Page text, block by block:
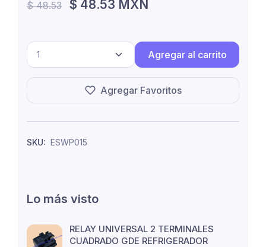
$ 48.53 $ 48.53 MXN
Agregar al carrito
Agregar Favoritos
SKU: ESWP015
Lo más visto
RELAY UNIVERSAL 2 TERMINALES
CUADRADO GDE REFRIGERADOR